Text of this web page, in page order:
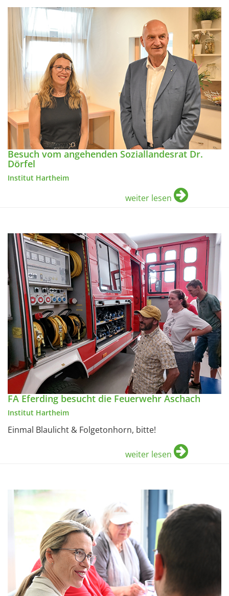
Besuch vom angehenden Soziallandesrat Dr.
Dörfel
Institut Hartheim
weiter lesen
FA Eferding besucht die Feuerwehr Aschach
Institut Hartheim
Einmal Blaulicht & Folgetonhorn, bitte!
weiter lesen